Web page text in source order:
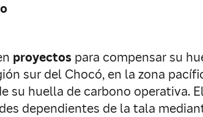
proyectos para compensar su
sur del Chocó, en la zona
su huella de carbono operativa.
dependientes de la tala